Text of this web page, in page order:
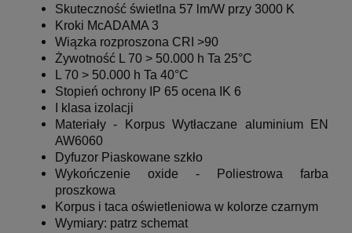
Skuteczność świetlna 57 lm/W przy 3000 K
Kroki McADAMA 3
Wiązka rozproszona CRI >90
Żywotność L 70 > 50.000 h Ta 25°C
L 70 > 50.000 h Ta 40°C
Stopień ochrony IP 65 ocena IK 6
I klasa izolacji
Materiały -
Korpus Wytłaczane aluminium EN
AW6060
Dyfuzor Piaskowane szkło
Wykończenie oxide - Poliestrowa farba
proszkowa
Korpus i taca oświetleniowa w kolorze czarnym
Wymiary: patrz schemat